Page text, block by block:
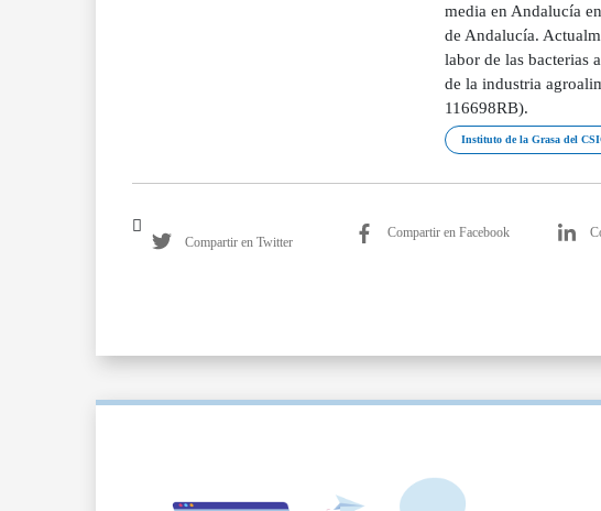
media en Andalucía
de Andalucía.
labor de las bacterias
de la industria
116698RB).
Instituto de la Grasa del
Compartir en Twitter
Compartir en Facebook